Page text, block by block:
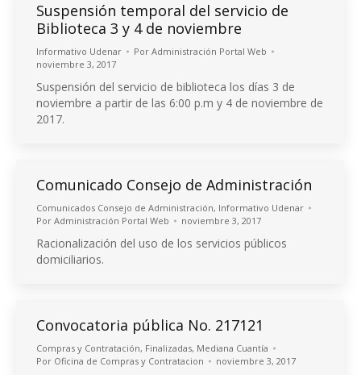
Suspensión temporal del servicio de
Biblioteca 3 y 4 de noviembre
Informativo Udenar Por Administración Portal Web
noviembre 3, 2017
Suspensión del servicio de biblioteca los días 3 de
noviembre a partir de las 6:00 p.m y 4 de noviembre de
2017.
Comunicado Consejo de Administración
Comunicados Consejo de Administración, Informativo Udenar
Por Administración Portal Web noviembre 3, 2017
Racionalización del uso de los servicios públicos
domiciliarios.
Convocatoria pública No. 217121
Compras y Contratación, Finalizadas, Mediana Cuantía
Por Oficina de Compras y Contratacion noviembre 3, 2017